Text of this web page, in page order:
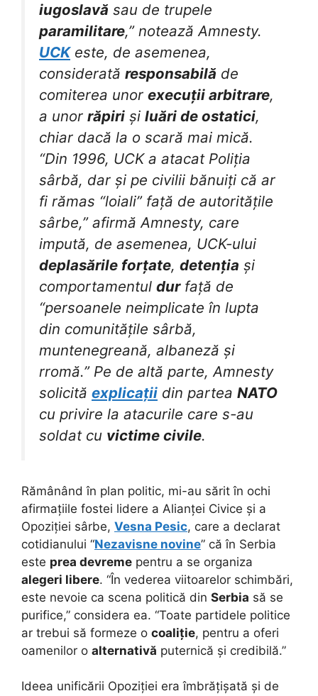
iugoslavă sau de trupele
paramilitare,” notează Amnesty.
UCKeste, de asemenea,
considerată responsabilă de
comiterea unor execuții arbitrare,
a unor răpiri și luări de ostatici,
chiar dacă la o scară mai mică.
“Din 1996, UCK a atacat Poliția
sârbă, dar și pe civilii bănuiți că ar
fi rămas “loiali” față de autoritățile
sârbe,” afirmă Amnesty, care
impută, de asemenea, UCK-ului
deplasările forțate, detenția și
comportamentul durfață de
“persoanele neimplicate în lupta
din comunitățile sârbă,
muntenegreană, albaneză și
rromă.” Pe de altă parte, Amnesty
solicită explicații din partea NATO
cu privire la atacurile care s-au
soldat cu victime civile.
Rămânând în plan politic, mi-au sărit în ochi
afirmațiile fostei lidere a Alianței Civice și a
Opoziției sârbe, Vesna Pesic, care a declarat
cotidianului “Nezavisne novine” că în Serbia
este prea devreme pentru a se organiza
alegeri libere. “În vederea viitoarelor schimbări,
este nevoie ca scena politică din Serbia să se
purifice,” considera ea. “Toate partidele politice
ar trebui să formeze o coaliție, pentru a oferi
oamenilor o alternativă puternică și credibilă.”
Ideea unificării Opoziției era îmbrățișată și de